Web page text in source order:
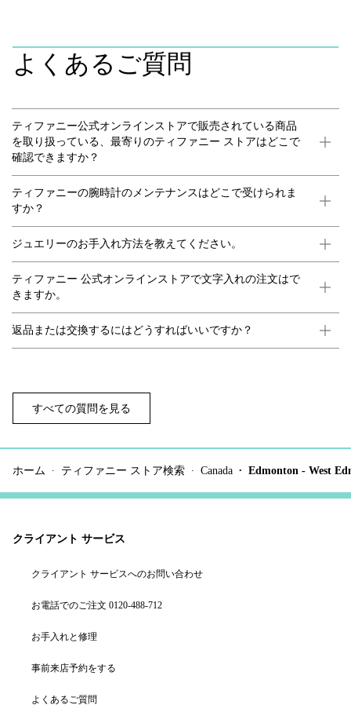
よくあるご質問
ティファニー公式オンラインストアで販売されている商品
を取り扱っている、最寄りのティファニー ストアはどこで
確認できますか？
ティファニーの腕時計のメンテナンスはどこで受けられま
すか？
ジュエリーのお手入れ方法を教えてください。
ティファニー 公式オンラインストアで文字入れの注文はで
きますか。
返品または交換するにはどうすればいいですか？
すべての質問を見る
ホーム ティファニー ストア検索 Canada Edmonton - West
クライアント サービス
クライアント サービスへのお問い合わせ
お電話でのご注文 0120-488-712
お手入れと修理
事前来店予約をする
よくあるご質問